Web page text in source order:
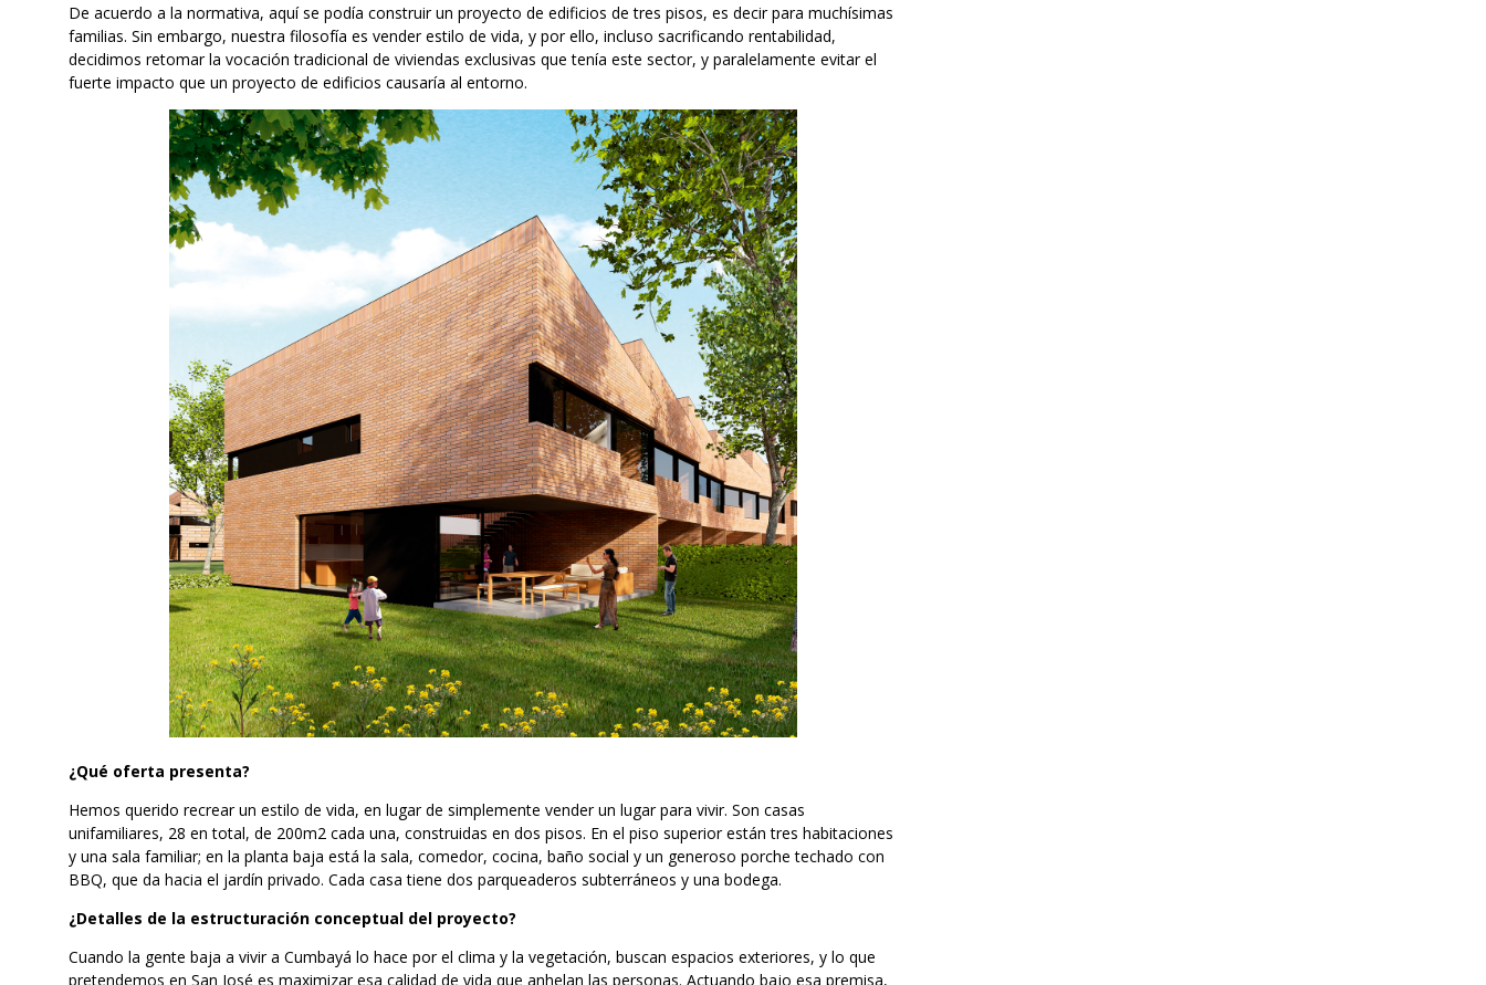
De acuerdo a la normativa, aquí se podía construir un proyecto de edificios de tres pisos, es decir para muchísimas
familias. Sin embargo, nuestra filosofía es vender estilo de vida, y por ello, incluso sacrificando rentabilidad,
decidimos retomar la vocación tradicional de viviendas exclusivas que tenía este sector, y paralelamente evitar el
fuerte impacto que un proyecto de edificios causaría al entorno.
¿Qué oferta presenta?
Hemos querido recrear un estilo de vida, en lugar de simplemente vender un lugar para vivir. Son casas
unifamiliares, 28 en total, de 200m2 cada una, construidas en dos pisos. En el piso superior están tres habitaciones
y una sala familiar; en la planta baja está la sala, comedor, cocina, baño social y un generoso porche techado con
BBQ, que da hacia el jardín privado. Cada casa tiene dos parqueaderos subterráneos y una bodega.
¿Detalles de la estructuración conceptual del proyecto?
Cuando la gente baja a vivir a Cumbayá lo hace por el clima y la vegetación, buscan espacios exteriores, y lo que
pretendemos en San José es maximizar esa calidad de vida que anhelan las personas. Actuando bajo esa premisa,